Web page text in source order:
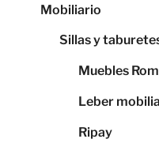
Mobiliario
Sillas y
Muebles
Leber
Ripay